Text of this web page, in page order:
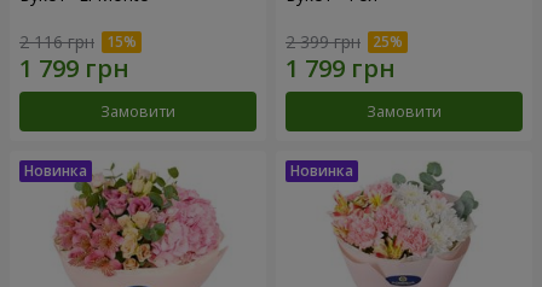
2 116 грн
Замовити
2 399 грн
Замовити